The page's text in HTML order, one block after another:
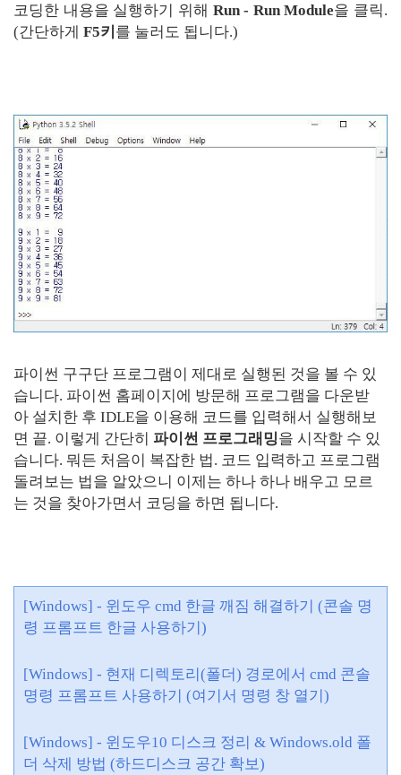
코딩한 내용을 실행하기 위해 Run - Run Module을 클릭.
(간단하게 F5키 를 눌러도 됩니다.)
파이썬 구구단 프로그램이 제대로 실행된 것을 볼 수 있
습니다. 파이썬 홈페이지에 방문해 프로그램을 다운받
아 설치한 후 IDLE을 이용해 코드를 입력해서 실행해보
면 끝. 이렇게 간단히 파이썬 프로그래밍을 시작할 수 있
습니다. 뭐든 처음이 복잡한 법. 코드 입력하고 프로그램
돌려보는 법을 알았으니 이제는 하나 하나 배우고 모르
는 것을 찾아가면서 코딩을 하면 됩니다.
[Windows] - 윈도우 cmd 한글 깨짐 해결하기 (콘솔 명
령 프롬프트 한글 사용하기)
[Windows] - 현재 디렉토리(폴더) 경로에서 cmd 콘솔
명령 프롬프트 사용하기 (여기서 명령 창 열기)
[Windows] - 윈도우10 디스크 정리 & Windows.old 폴
더 삭제 방법 (하드디스크 공간 확보)